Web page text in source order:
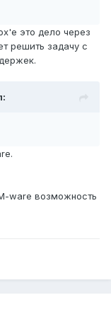
это дело через
решить задачу с
ware возможность